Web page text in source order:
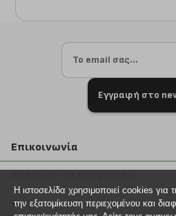
Εγγραφή στο
Επικοινωνία
211 2000 700
info@plus4u.gr
Η εταιρία
Βοήθεια
Η ιστοσελίδα χρησιμοποιεί cookies για
την εξατομίκευση περιεχομένου και